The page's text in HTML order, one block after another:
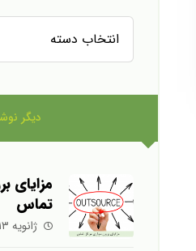
دیگر
مزایای
تماس
ژانویه ۱۳, ۲۰۲۲